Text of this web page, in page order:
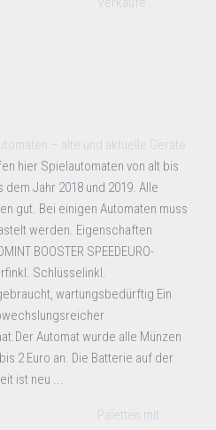
– alte und aktuelle Geräte
hier Spielautomaten von alt bis
dem Jahr 2018 und 2019. Alle
gut. Bei einigen Automaten muss
werden. Eigenschaften
BOOSTER SPEEDEURO-
Schlüsselinkl.
wartungsbedürftig Ein
Automat wurde alle Münzen
2 Euro an. Die Batterie auf der
ist neu ...
Paletten mit